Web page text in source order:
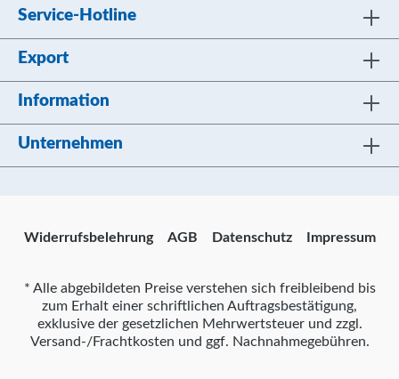
Service-Hotline
Export
Information
Unternehmen
Widerrufsbelehrung AGB Datenschutz Impressum
* Alle abgebildeten Preise verstehen sich freibleibend bis
zum Erhalt einer schriftlichen Auftragsbestätigung,
exklusive der gesetzlichen Mehrwertsteuer und zzgl.
Versand-/Frachtkosten und ggf. Nachnahmegebühren.